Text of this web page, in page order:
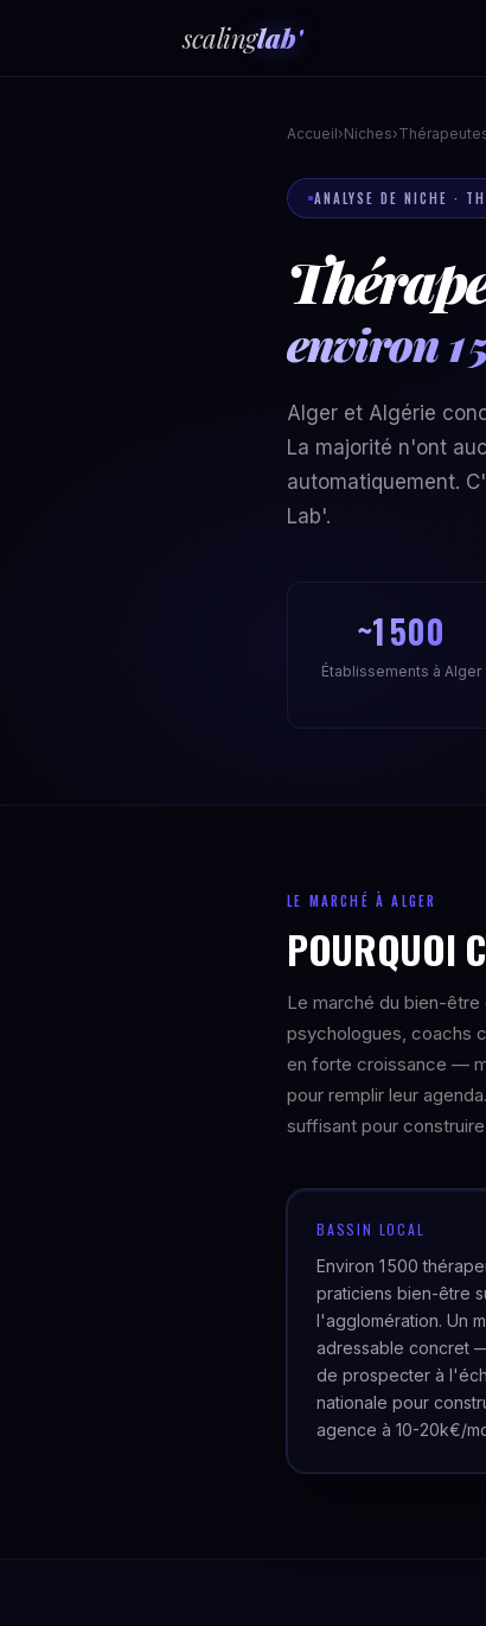
scalinglab'
Accueil›Niches›
ANALYSE DE NICHE ·
environ 1
Alger et Algérie
La majorité n'ont
automatiquement.
Lab'.
~1 500
Établissements à Alger
LE MARCHÉ À ALGER
POURQUOI
Le marché du bien-
psychologues, coachs
en forte croissance —
pour remplir leur
suffisant pour
BASSIN LOCAL
Environ 1 500
praticiens bien-être
l'agglomération. Un
adressable concret
de prospecter à
nationale pour
agence à 10-20k€/